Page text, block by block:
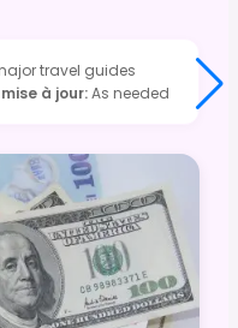
travel guides
à jour:As needed